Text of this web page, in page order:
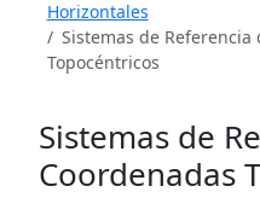
Horizontales
Sistemas de Referencia
Topocéntricos
Sistemas de
Coordenadas